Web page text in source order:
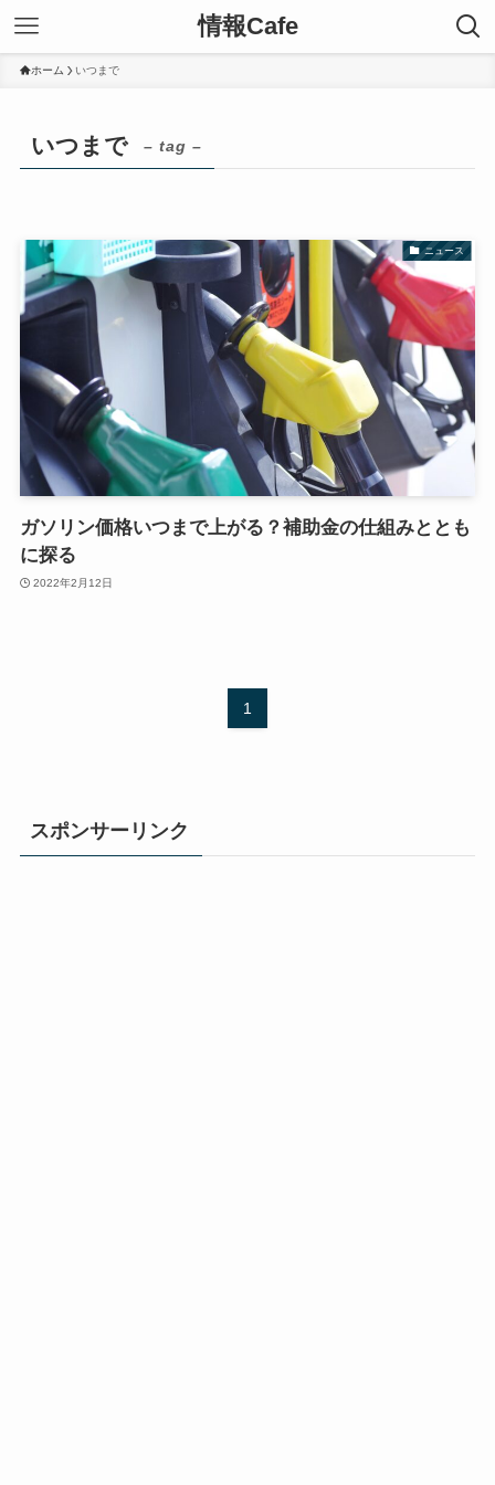
情報Cafe
ホーム いつまで
いつまで – tag –
ニュース
ガソリン価格いつまで上がる？補助金の仕組みととも
に探る
2022年2月12日
1
スポンサーリンク